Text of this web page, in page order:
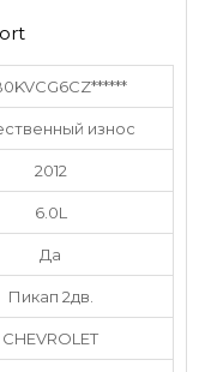
износ
2012
6.0L
Да
Пикап 2дв.
CHEVROLET